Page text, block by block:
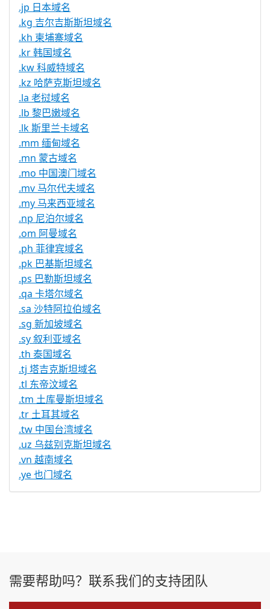
.jp 日本域名
.kg 吉尔吉斯斯坦域名
.kh 柬埔寨域名
.kr 韩国域名
.kw 科威特域名
.kz 哈萨克斯坦域名
.la 老挝域名
.lb 黎巴嫩域名
.lk 斯里兰卡域名
.mm 缅甸域名
.mn 蒙古域名
.mo 中国澳门域名
.mv 马尔代夫域名
.my 马来西亚域名
.np 尼泊尔域名
.om 阿曼域名
.ph 菲律宾域名
.pk 巴基斯坦域名
.ps 巴勒斯坦域名
.qa 卡塔尔域名
.sa 沙特阿拉伯域名
.sg 新加坡域名
.sy 叙利亚域名
.th 泰国域名
.tj 塔吉克斯坦域名
.tl 东帝汶域名
.tm 土库曼斯坦域名
.tr 土耳其域名
.tw 中国台湾域名
.uz 乌兹别克斯坦域名
.vn 越南域名
.ye 也门域名
需要帮助吗？联系我们的支持团队